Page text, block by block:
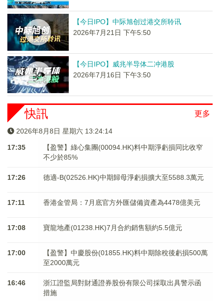
【今日IPO】中际旭创过港交所聆讯
2026年7月21日 下午5:50
【今日IPO】威兆半导体二冲港股
2026年7月16日 下午3:50
更多
快訊
2026年8月8日 星期六 13:24:14
17:35
【盈警】綠心集團(00094.HK)料中期淨虧損同比收窄
不少於85%
17:26 德適-B(02526.HK)中期歸母淨虧損擴大至5588.3萬元
17:11 香港金管局：7月底官方外匯儲備資產為4478億美元
17:08 寶龍地產(01238.HK)7月合約銷售額約5.5億元
17:00
【盈警】中慶股份(01855.HK)料中期除稅後虧損500萬
至2000萬元
16:46
浙江證監局對財通證券股份有限公司採取出具警示函
措施